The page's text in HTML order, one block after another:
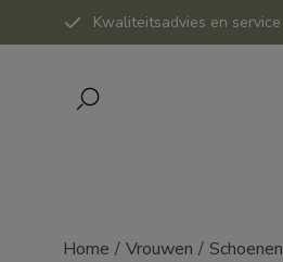
Kwaliteitsadvies en service
Home Vrouwen Schoenen